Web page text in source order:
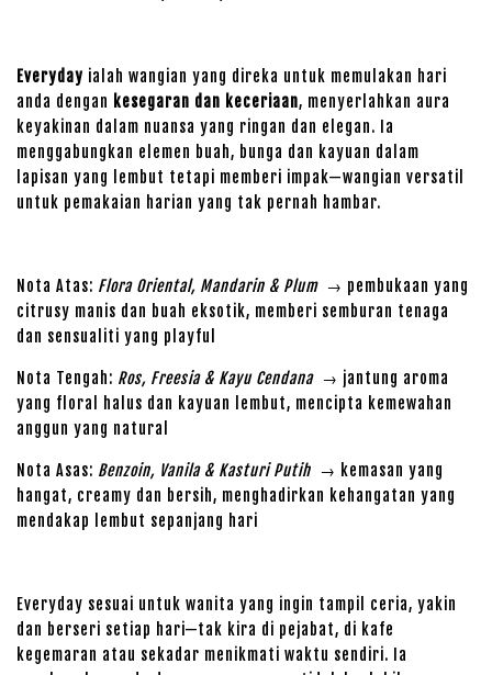
Everyday ialah wangian yang direka untuk memulakan hari
anda dengan kesegaran dan keceriaan, menyerlahkan aura
keyakinan dalam nuansa yang ringan dan elegan. Ia
menggabungkan elemen buah, bunga dan kayuan dalam
lapisan yang lembut tetapi memberi impak—wangian versatil
untuk pemakaian harian yang tak pernah hambar.
Nota Atas: Flora Oriental, Mandarin & Plum→ pembukaan yang
citrusy manis dan buah eksotik, memberi semburan tenaga
dan sensualiti yang playful
Nota Tengah: Ros, Freesia & Kayu Cendana→ jantung aroma
yang floral halus dan kayuan lembut, mencipta kemewahan
anggun yang natural
Nota Asas: Benzoin, Vanila & Kasturi Putih → kemasan yang
hangat, creamy dan bersih, menghadirkan kehangatan yang
mendakap lembut sepanjang hari
Everyday sesuai untuk wanita yang ingin tampil ceria, yakin
dan berseri setiap hari—tak kira di pejabat, di kafe
kegemaran atau sekadar menikmati waktu sendiri. Ia